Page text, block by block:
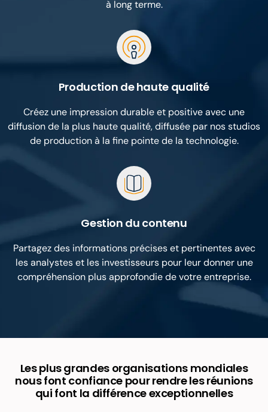
à long terme.
Production de haute qualité
Créez une impression durable et positive avec une
diffusion de la plus haute qualité, diffusée par nos studios
de production à la fine pointe de la technologie.
Gestion du contenu
Partagez des informations précises et pertinentes avec
les analystes et les investisseurs pour leur donner une
compréhension plus approfondie de votre entreprise.
Les plus grandes organisations mondiales
nous font confiance pour rendre les réunions
qui font la différence exceptionnelles